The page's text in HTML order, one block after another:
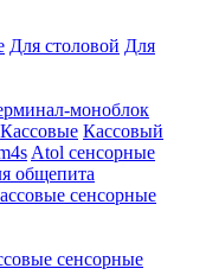
Для столовой Для
моноблок
Кассовые Кассовый
Atol сенсорные
общепита
сенсорные
сенсорные